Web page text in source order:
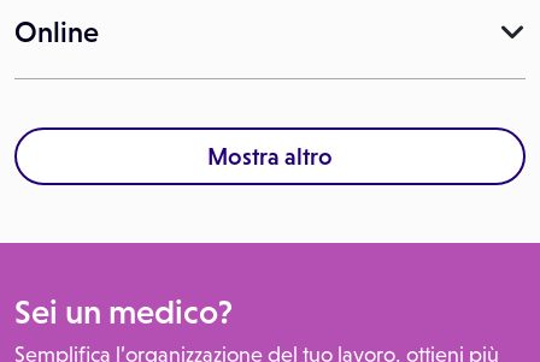
Online
Mostra altro
Sei un medico?
Semplifica l’organizzazione del tuo lavoro, ottieni più